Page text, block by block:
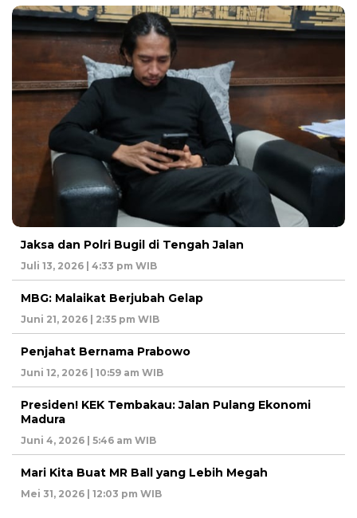
Jaksa dan Polri Bugil di Tengah Jalan
Juli 13, 2026 | 4:33 pm WIB
MBG: Malaikat Berjubah Gelap
Juni 21, 2026 | 2:35 pm WIB
Penjahat Bernama Prabowo
Juni 12, 2026 | 10:59 am WIB
Presiden! KEK Tembakau: Jalan Pulang Ekonomi
Madura
Juni 4, 2026 | 5:46 am WIB
Mari Kita Buat MR Ball yang Lebih Megah
Mei 31, 2026 | 12:03 pm WIB